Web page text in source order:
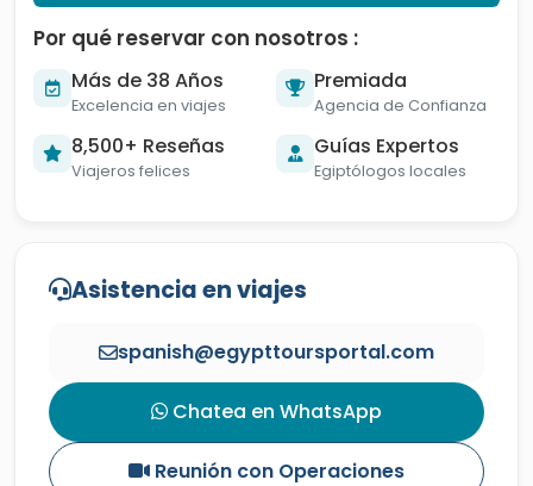
Por qué reservar con nosotros :
Más de 38 Años
Excelencia en viajes
Premiada
Agencia de Confianza
8,500+ Reseñas
Viajeros felices
Guías Expertos
Egiptólogos locales
Asistencia en viajes
spanish@egypttoursportal.com
Chatea en WhatsApp
Reunión con Operaciones